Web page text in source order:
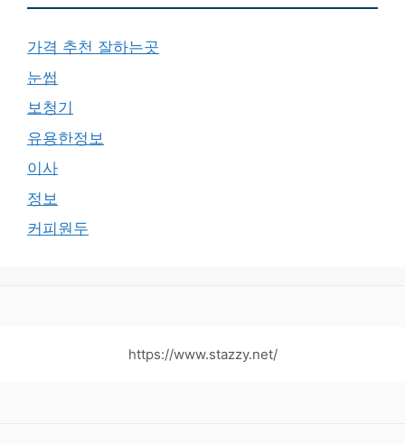
가격 추천 잘하는곳
눈썹
보청기
유용한정보
이사
정보
커피원두
https://www.stazzy.net/